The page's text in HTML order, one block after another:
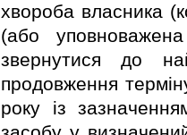
хвороба власника
(або
звернутися до
продовження
року iз